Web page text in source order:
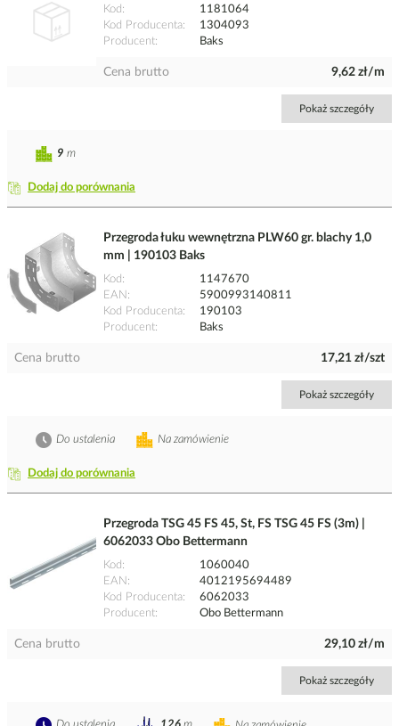
Kod
1181064
Kod Producenta
1304093
Producent
Baks
Cena brutto 9,62 zł/m
Pokaż szczegóły
Dodaj do porównania
9 m
Przegroda łuku wewnętrzna PLW60 gr. blachy 1,0
mm | 190103 Baks
Kod
1147670
EAN
5900993140811
Kod Producenta
190103
Producent
Baks
Cena brutto 17,21 zł/szt
Pokaż szczegóły
Dodaj do porównania
Na zamówienie
Do ustalenia
Przegroda TSG 45 FS 45, St, FS TSG 45 FS (3m) |
6062033 Obo Bettermann
Kod
1060040
EAN
4012195694489
Kod Producenta
6062033
Producent
Obo Bettermann
Cena brutto 29,10 zł/m
Pokaż szczegóły